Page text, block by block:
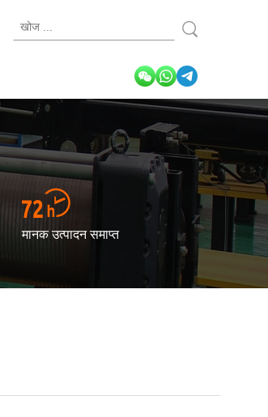
मानक उत्पादन समाप्त